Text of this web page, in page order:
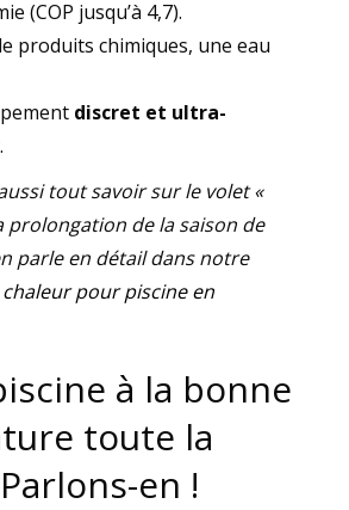
(COP jusqu’à 4,7).
produits chimiques, une eau
discret et ultra-
.
tout savoir sur le volet «
prolongation de la saison de
parle en détail dans notre
pour piscine en
à la bonne
toute la
en !